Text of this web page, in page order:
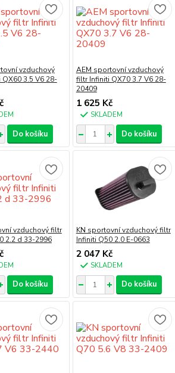
vzduchový
3.5 V6 28-
Do košíku
AEM sportovní vzduchový
filtr Infiniti QX70 3.7 V6 28-
20409
1 625 Kč
SKLADEM
Do košíku
vzduchový filtr
2.2 d 33-2996
Do košíku
KN sportovní vzduchový filtr
Infiniti Q50 2.0 E-0663
2 047 Kč
SKLADEM
Do košíku